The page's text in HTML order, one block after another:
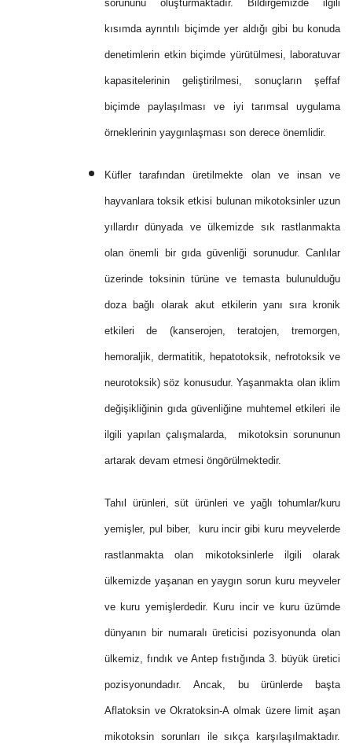
sorununu oluşturmaktadır. Bildirgemizde ilgili
kısımda ayrıntılı biçimde yer aldığı gibi bu konuda
denetimlerin etkin biçimde yürütülmesi, laboratuvar
kapasitelerinin geliştirilmesi, sonuçların şeffaf
biçimde paylaşılması ve iyi tarımsal uygulama
örneklerinin yaygınlaşması son derece önemlidir.
Küfler tarafından üretilmekte olan ve insan ve
hayvanlara toksik etkisi bulunan mikotoksinler uzun
yıllardır dünyada ve ülkemizde sık rastlanmakta
olan önemli bir gıda güvenliği sorunudur. Canlılar
üzerinde toksinin türüne ve temasta bulunulduğu
doza bağlı olarak akut etkilerin yanı sıra kronik
etkileri de (kanserojen, teratojen, tremorgen,
hemoraljik, dermatitik, hepatotoksik, nefrotoksik ve
neurotoksik) söz konusudur. Yaşanmakta olan iklim
değişikliğinin gıda güvenliğine muhtemel etkileri ile
ilgili yapılan çalışmalarda, mikotoksin sorununun
artarak devam etmesi öngörülmektedir.
Tahıl ürünleri, süt ürünleri ve yağlı tohumlar/kuru
yemişler, pul biber, kuru incir gibi kuru meyvelerde
rastlanmakta olan mikotoksinlerle ilgili olarak
ülkemizde yaşanan en yaygın sorun kuru meyveler
ve kuru yemişlerdedir. Kuru incir ve kuru üzümde
dünyanın bir numaralı üreticisi pozisyonunda olan
ülkemiz, fındık ve Antep fıstığında 3. büyük üretici
pozisyonundadır. Ancak, bu ürünlerde başta
Aflatoksin ve Okratoksin-A olmak üzere limit aşan
mikotoksin sorunları ile sıkça karşılaşılmaktadır.